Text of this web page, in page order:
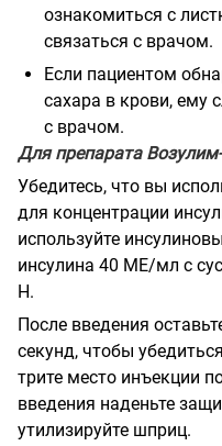
ознакомиться с
связаться с врачом.
Если пациентом
сахара в крови, ему
с врачом.
Для препарата
Убедитесь, что вы
для концентрации
используйте
инсулина 40 МЕ/мл с
Н.
После введения
секунд, чтобы
трите место инъекции
введения наденьте
утилизируйте шприц.